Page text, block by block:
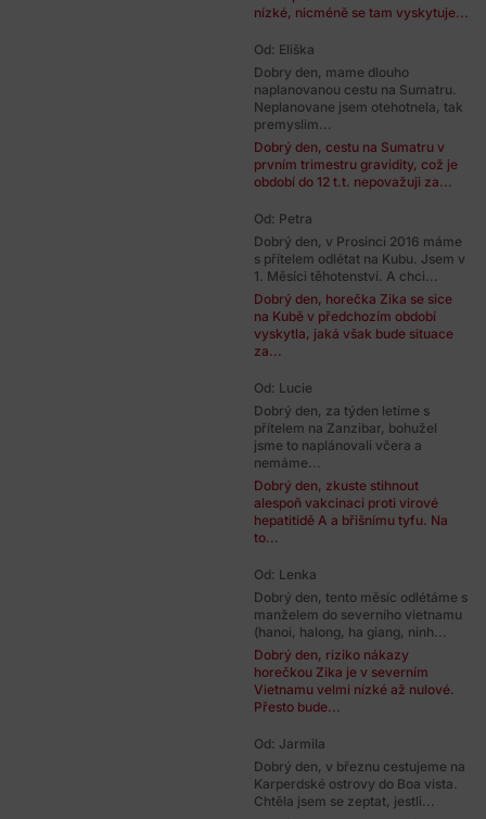
nízké, nicméně se tam vyskytuje...
Od: Eliška
Dobry den, mame dlouho
naplanovanou cestu na Sumatru.
Neplanovane jsem otehotnela, tak
premyslim...
Dobrý den, cestu na Sumatru v
prvním trimestru gravidity, což je
období do 12 t.t. nepovažuji za...
Od: Petra
Dobrý den, v Prosinci 2016 máme
s přítelem odlétat na Kubu. Jsem v
1. Měsíci těhotenství. A chci...
Dobrý den, horečka Zika se sice
na Kubě v předchozím období
vyskytla, jaká však bude situace
za...
Od: Lucie
Dobrý den, za týden letíme s
přítelem na Zanzibar, bohužel
jsme to naplánovali včera a
nemáme...
Dobrý den, zkuste stihnout
alespoň vakcinaci proti virové
hepatitidě A a břišnímu tyfu. Na
to...
Od: Lenka
Dobrý den, tento měsíc odlétáme s
manželem do severního vietnamu
(hanoi, halong, ha giang, ninh...
Dobrý den, riziko nákazy
horečkou Zika je v severním
Vietnamu velmi nízké až nulové.
Přesto bude...
Od: Jarmila
Dobrý den, v březnu cestujeme na
Karperdské ostrovy do Boa vista.
Chtěla jsem se zeptat, jestli...